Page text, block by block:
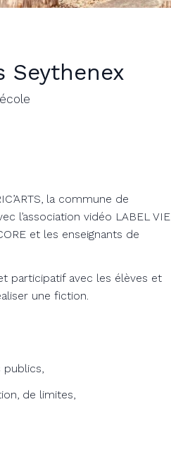
Seythenex
la commune de
l’association vidéo LABEL VIE
et les enseignants de
participatif avec les élèves et
une fiction.
de limites,